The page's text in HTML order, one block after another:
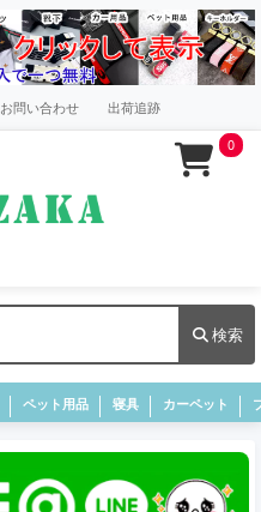
お問い合わせ 出荷追跡
0
検索
ペット用品 寝具 カーペット